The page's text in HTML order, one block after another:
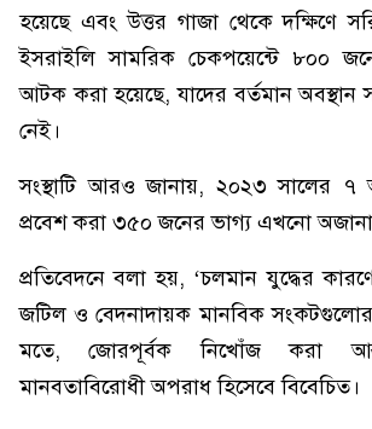
হয়েছে এবং উত্তর গাজা থেকে দক্ষিণে
ইসরাইলি সামরিক চেকপয়েন্টে ৮০০
আটক করা হয়েছে, যাদের বর্তমান অবস্থান
নেই।
সংস্থাটি আরও জানায়, ২০২৩ সালের ৭
প্রবেশ করা ৩৫০ জনের ভাগ্য এখনো
প্রতিবেদনে বলা হয়, ‘চলমান যুদ্ধের
জটিল ও বেদনাদায়ক মানবিক সংকটগুলোর
মতে, জোরপূর্বক নিখোঁজ করা
মানবতাবিরোধী অপরাধ হিসেবে বিবেচিত।